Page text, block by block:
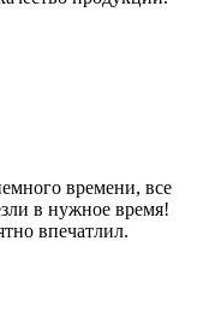
времени, все
в нужное время!
впечатлил.